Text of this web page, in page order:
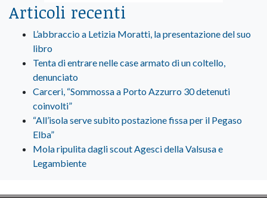
Articoli recenti
L’abbraccio a Letizia Moratti, la presentazione del suo
libro
Tenta di entrare nelle case armato di un coltello,
denunciato
Carceri, “Sommossa a Porto Azzurro 30 detenuti
coinvolti”
“All’isola serve subito postazione fissa per il Pegaso
Elba”
Mola ripulita dagli scout Agesci della Valsusa e
Legambiente